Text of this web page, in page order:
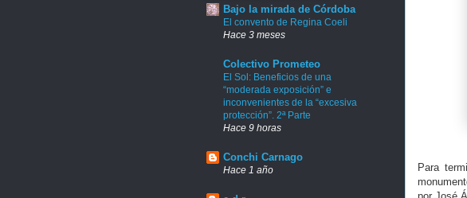
Para
Bajo la mirada de Córdoba
El convento de Regina Coeli
Hace 3 meses
Colectivo Prometeo
El Sol: Beneficios de una
“moderada exposición” e
inconvenientes de la “excesiva
protección”. 2ª Parte
Hace 9 horas
Conchi Carnago
Hace 1 año